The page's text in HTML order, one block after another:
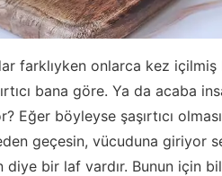
farklıyken onlarca kez
bana göre. Ya da acaba
Eğer böyleyse şaşırtıcı
geçesin, vücuduna giriyor
diye bir laf vardır. Bunun için